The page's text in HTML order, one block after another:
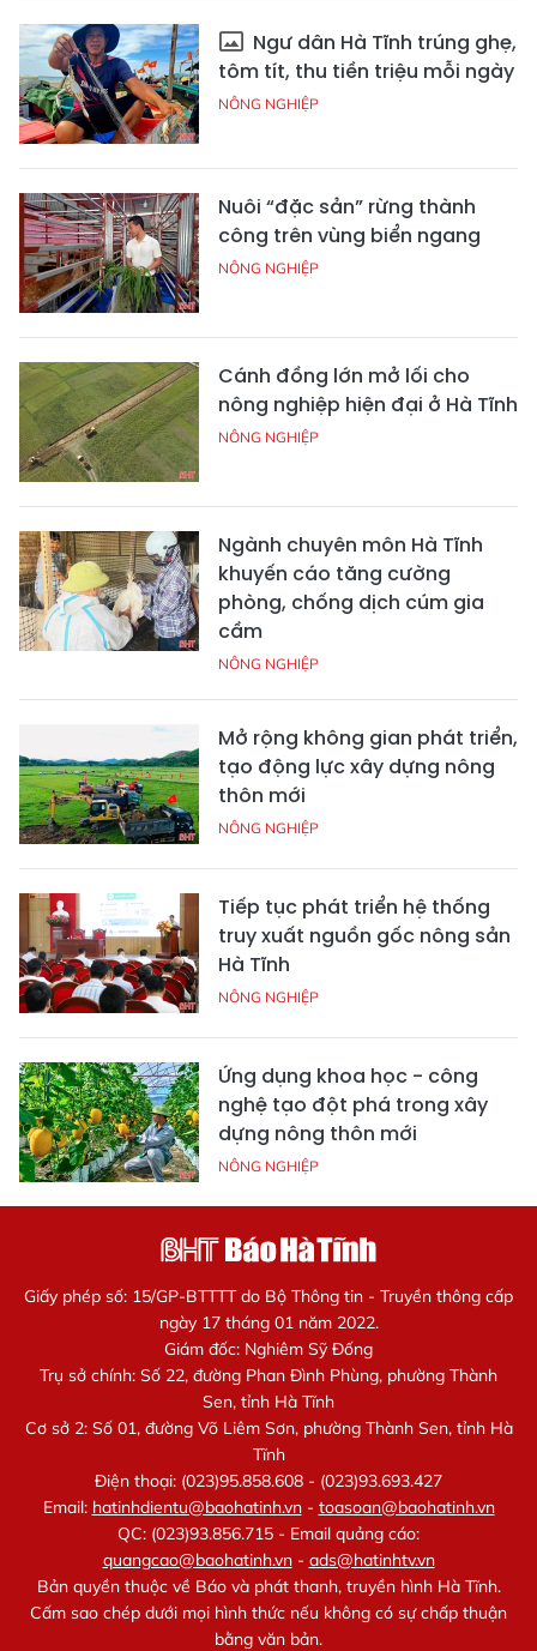
Ngư dân Hà Tĩnh trúng ghẹ,
tôm tít, thu tiền triệu mỗi ngày
NÔNG NGHIỆP
Nuôi “đặc sản” rừng thành
công trên vùng biển ngang
NÔNG NGHIỆP
Cánh đồng lớn mở lối cho
nông nghiệp hiện đại ở Hà Tĩnh
NÔNG NGHIỆP
Ngành chuyên môn Hà Tĩnh
khuyến cáo tăng cường
phòng, chống dịch cúm gia
cầm
NÔNG NGHIỆP
Mở rộng không gian phát triển,
tạo động lực xây dựng nông
thôn mới
NÔNG NGHIỆP
Tiếp tục phát triển hệ thống
truy xuất nguồn gốc nông sản
Hà Tĩnh
NÔNG NGHIỆP
Ứng dụng khoa học - công
nghệ tạo đột phá trong xây
dựng nông thôn mới
NÔNG NGHIỆP
Giấy phép số: 15/GP-BTTTT do Bộ Thông tin - Truyền thông cấp
ngày 17 tháng 01 năm 2022.
Giám đốc: Nghiêm Sỹ Đống
Trụ sở chính: Số 22, đường Phan Đình Phùng, phường Thành
Sen, tỉnh Hà Tĩnh
Cơ sở 2: Số 01, đường Võ Liêm Sơn, phường Thành Sen, tỉnh Hà
Tĩnh
Điện thoại: (023)95.858.608 - (023)93.693.427
Email: hatinhdientu@baohatinh.vn- toasoan@baohatinh.vn
QC: (023)93.856.715 - Email quảng cáo:
quangcao@baohatinh.vn- ads@hatinhtv.vn
Bản quyền thuộc về Báo và phát thanh, truyền hình Hà Tĩnh.
Cấm sao chép dưới mọi hình thức nếu không có sự chấp thuận
bằng văn bản.